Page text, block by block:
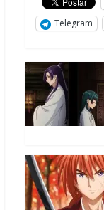
Telegram